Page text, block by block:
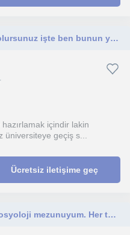
Nasıl başarılı bir lise öğrencisi olursunuz işte ben bunun yollarını öğretiyorum.
içindir lakin
üniversiteye geçiş s...
Ücretsiz iletişime geç
Felsefe Grubu Öğretmeniyim. Sosyoloji mezunuyum. Her türlü eğitim müfredatı ve sınav yönetmeliğine hakimim. LGS/YKS hazırlık